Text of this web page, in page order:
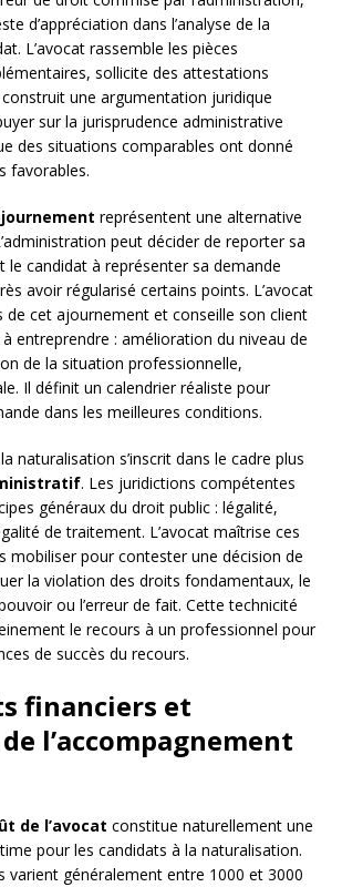
d’appréciation dans l’analyse de la
L’avocat rassemble les pièces
sollicite des attestations
une argumentation juridique
sur la jurisprudence administrative
des situations comparables ont donné
favorables.
représentent une alternative
peut décider de reporter sa
le candidat à représenter sa demande
avoir régularisé certains points. L’avocat
de cet ajournement et conseille son client
entreprendre : amélioration du niveau de
de la situation professionnelle,
Il définit un calendrier réaliste pour
dans les meilleures conditions.
naturalisation s’inscrit dans le cadre plus
. Les juridictions compétentes
généraux du droit public : légalité,
de traitement. L’avocat maîtrise ces
mobiliser pour contester une décision de
la violation des droits fondamentaux, le
ou l’erreur de fait. Cette technicité
le recours à un professionnel pour
de succès du recours.
financiers et
l’accompagnement
de l’avocat constitue naturellement une
pour les candidats à la naturalisation.
varient généralement entre 1000 et 3000